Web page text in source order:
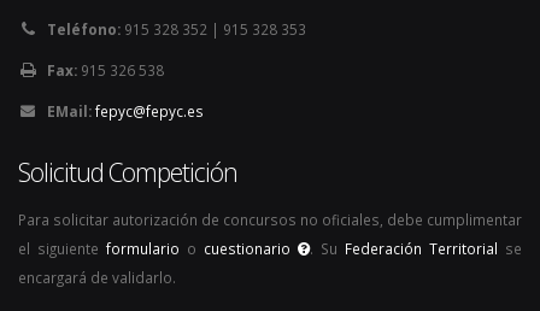
Teléfono: 915 328 352 | 915 328 353
Fax: 915 326 538
EMail:fepyc@fepyc.es
Solicitud Competición
Para solicitar autorización de concursos no oficiales, debe cumplimentar
el siguiente formulario o cuestionario . Su Federación Territorial se
encargará de validarlo.